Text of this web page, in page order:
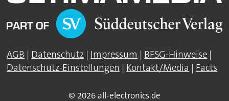
AGB | Datenschutz | Impressum | BFSG-Hinweise |
Datenschutz-Einstellungen | Kontakt/Media | Facts
© 2026 all-electronics.de